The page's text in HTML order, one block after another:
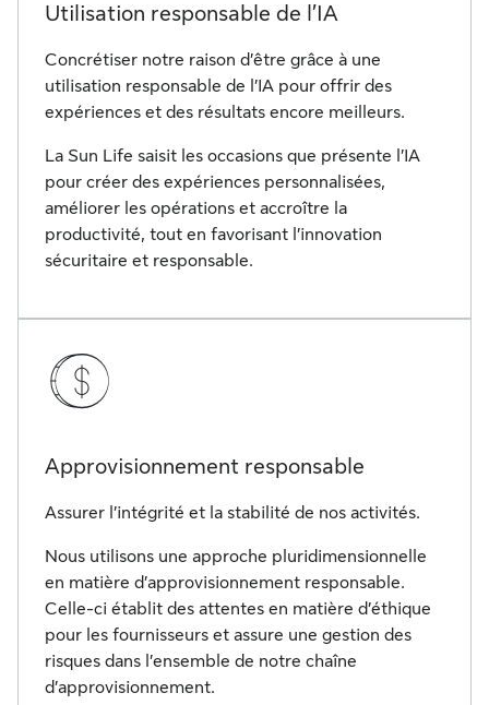
Utilisation responsable de l’IA
Concrétiser notre raison d’être grâce à une
utilisation responsable de l’IA pour offrir des
expériences et des résultats encore meilleurs.
La Sun Life saisit les occasions que présente l’IA
pour créer des expériences personnalisées,
améliorer les opérations et accroître la
productivité, tout en favorisant l’innovation
sécuritaire et responsable.
Approvisionnement responsable
Assurer l’intégrité et la stabilité de nos activités.
Nous utilisons une approche pluridimensionnelle
en matière d’approvisionnement responsable.
Celle-ci établit des attentes en matière d’éthique
pour les fournisseurs et assure une gestion des
risques dans l’ensemble de notre chaîne
d’approvisionnement.